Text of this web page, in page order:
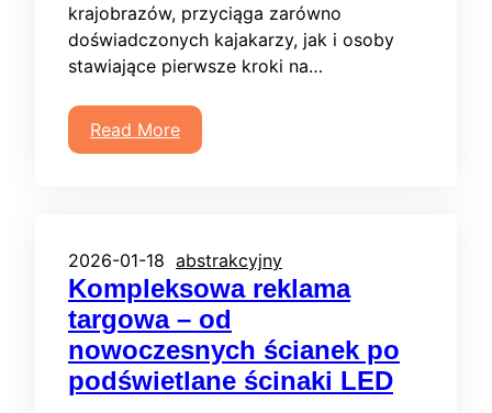
krajobrazów, przyciąga zarówno
doświadczonych kajakarzy, jak i osoby
stawiające pierwsze kroki na…
Read More
2026-01-18 abstrakcyjny
Kompleksowa reklama
targowa – od
nowoczesnych ścianek po
podświetlane ścinaki LED